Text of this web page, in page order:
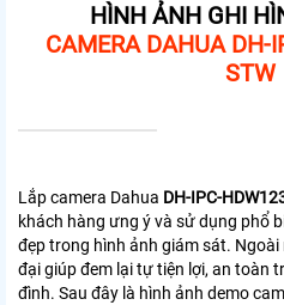
HÌNH ẢNH GHI
CAMERA DAHUA DH-
STW
Lắp camera Dahua DH-IPC-
khách hàng ưng ý và sử dụng phổ
đẹp trong hình ảnh giám sát.
đại giúp đem lại tự tiện lợi, an toàn
đình. Sau đây là hình ảnh demo